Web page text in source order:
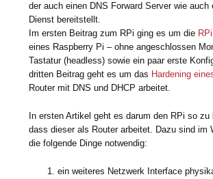
der auch einen DNS Forward Server wie auch
Dienst bereitstellt.
Im ersten Beitrag zum RPi ging es um die
eines Raspberry Pi – ohne angeschlossen
Tastatur (headless) sowie ein paar erste
dritten Beitrag geht es um das Hardening
Router mit DNS und DHCP arbeitet.
In ersten Artikel geht es darum den RPi so zu
dass dieser als Router arbeitet. Dazu sind im
die folgende Dinge notwendig:
ein weiteres Netzwerk Interface